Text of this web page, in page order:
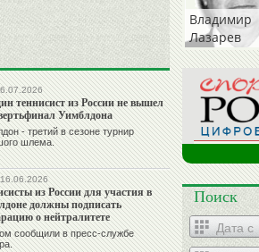
теннисист из России не вышел
Уимблдона
- третий в сезоне турнир
шлема.
из России для участия в
должны подписать
о нейтралитете
сообщили в пресс-службе
Владимир
Лазарев
Поиск